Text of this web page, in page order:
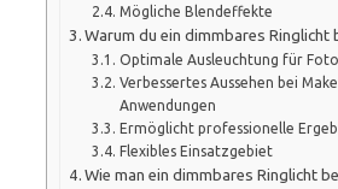
Mögliche Blendeffekte
Warum du ein dimmbares Ringlicht
Optimale Ausleuchtung für
Verbessertes Aussehen bei
Anwendungen
Ermöglicht professionelle
Flexibles Einsatzgebiet
Wie man ein dimmbares Ringlicht